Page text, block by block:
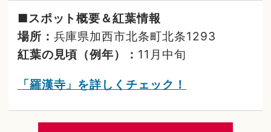
■スポット概要＆紅葉情報
場所： 兵庫県加西市北条町北条1293
紅葉の見頃（例年）： 11月中旬
「羅漢寺」を詳しくチェック！